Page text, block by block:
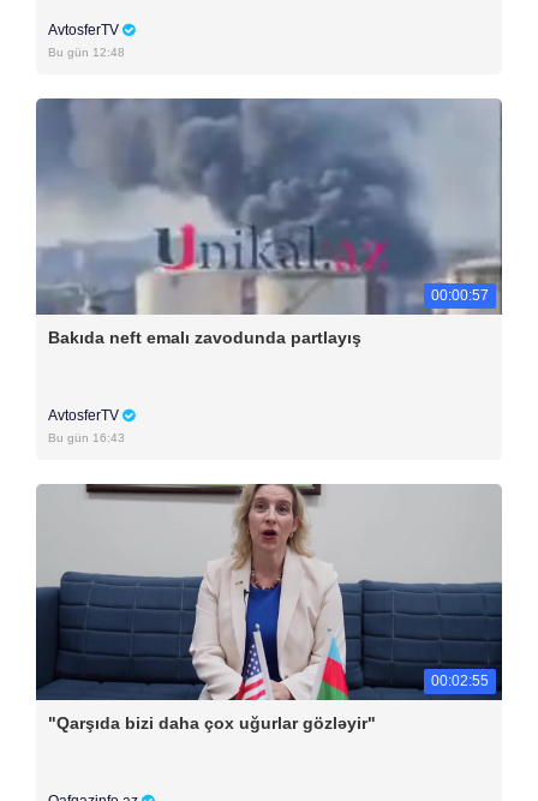
AvtosferTV
Bu gün 12:48
00:00:57
Bakıda neft emalı zavodunda partlayış
AvtosferTV
Bu gün 16:43
00:02:55
"Qarşıda bizi daha çox uğurlar gözləyir"